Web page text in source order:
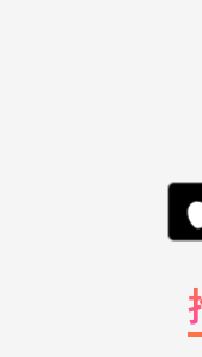
ラエティでのエピソー
たい方は大歓迎です！